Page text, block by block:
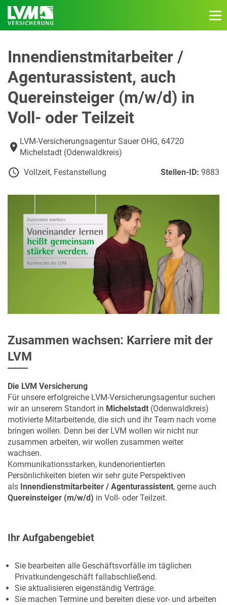
Innendienstmitarbeiter /
Agenturassistent, auch
Quereinsteiger (m/w/d) in
Voll- oder Teilzeit
LVM-Versicherungsagentur Sauer OHG, 64720
Michelstadt (Odenwaldkreis)
Vollzeit, Festanstellung Stellen-ID: 9883
Zusammen wachsen: Karriere mit der
LVM
Die LVM Versicherung
Für unsere erfolgreiche LVM-Versicherungsagentur suchen
wir an unserem Standort in Michelstadt (Odenwaldkreis)
motivierte Mitarbeitende, die sich und ihr Team nach vorne
bringen wollen. Denn bei der LVM wollen wir nicht nur
zusammen arbeiten, wir wollen zusammen weiter
wachsen.
Kommunikationsstarken, kundenorientierten
Persönlichkeiten bieten wir sehr gute Perspektiven
als Innendienstmitarbeiter / Agenturassistent, gerne auch
Quereinsteiger (m/w/d) in Voll- oder Teilzeit.
Ihr Aufgabengebiet
Sie bearbeiten alle Geschäftsvorfälle im täglichen
Privatkundengeschäft fallabschließend.
Sie aktualisieren eigenständig Verträge.
Sie machen Termine und bereiten diese vor- und arbeiten